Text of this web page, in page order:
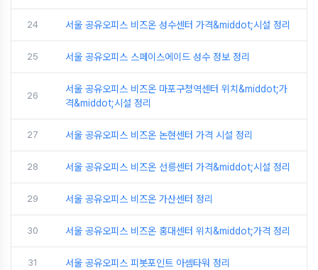
24 서울 공유오피스 비즈온 성수센터 가격&middot;시설 정리
25 서울 공유오피스 스페이스에이드 성수 정보 정리
26
서울 공유오피스 비즈온 마포구청역센터 위치&middot;가
격&middot;시설 정리
27 서울 공유오피스 비즈온 논현센터 가격 시설 정리
28 서울 공유오피스 비즈온 선릉센터 가격&middot;시설 정리
29 서울 공유오피스 비즈온 가산센터 정리
30 서울 공유오피스 비즈온 홍대센터 위치&middot;가격 정리
31 서울 공유오피스 피봇포인트 아셈타워 정리